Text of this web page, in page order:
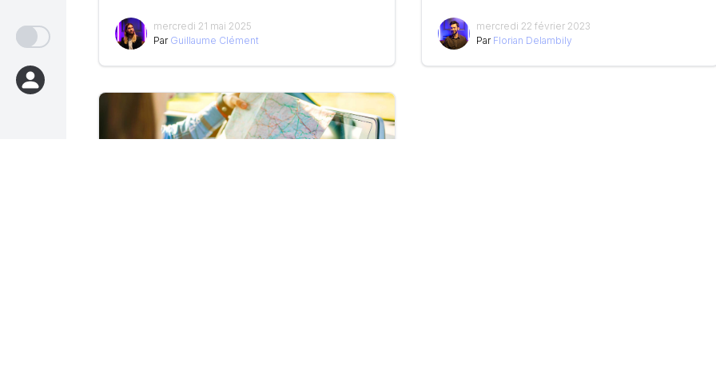
mercredi 21 mai 2025
Par Guillaume Clément
mercredi 22 février 2023
Par Florian Delambily